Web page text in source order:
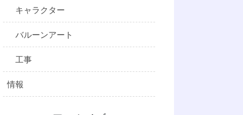
キャラクター
バルーンアート
工事
情報